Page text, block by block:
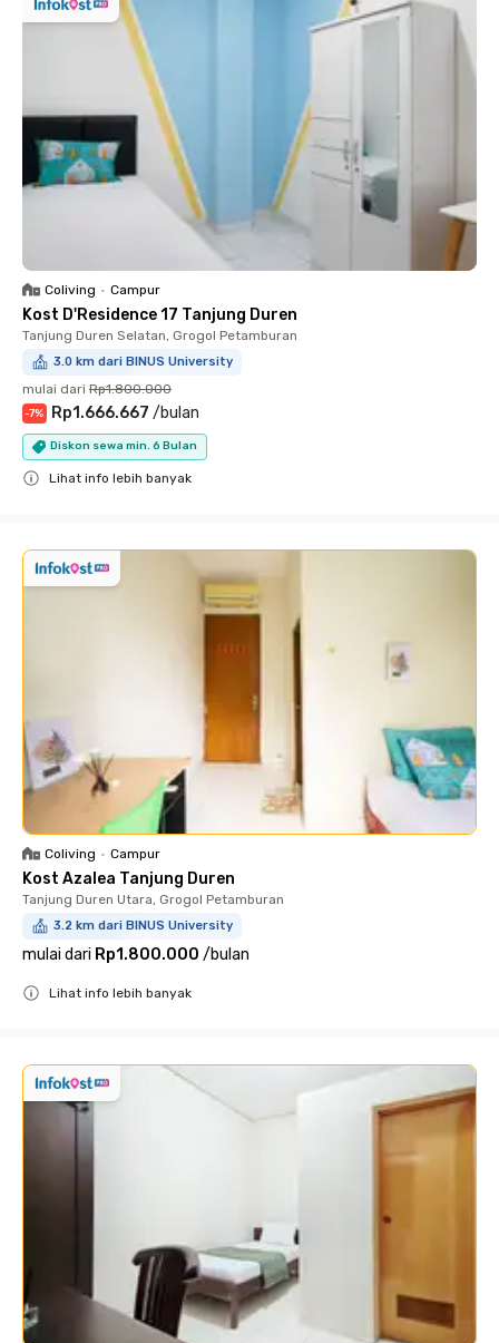
Coliving • Campur
Kost D'Residence 17 Tanjung Duren
Tanjung Duren Selatan, Grogol Petamburan
3.0 km dari BINUS University
mulai dari Rp1.800.000
-7% Rp1.666.667 /bulan
Diskon sewa min. 6 Bulan
Lihat info lebih banyak
Coliving • Campur
Kost Azalea Tanjung Duren
Tanjung Duren Utara, Grogol Petamburan
3.2 km dari BINUS University
mulai dari Rp1.800.000 /bulan
Lihat info lebih banyak